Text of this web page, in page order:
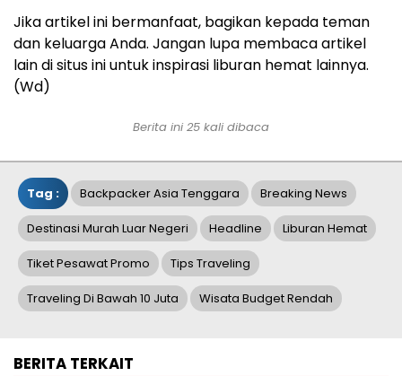
Jika artikel ini bermanfaat, bagikan kepada teman
dan keluarga Anda. Jangan lupa membaca artikel
lain di situs ini untuk inspirasi liburan hemat lainnya.
(Wd)
Berita ini 25 kali dibaca
Tag : Backpacker Asia Tenggara Breaking News
Destinasi Murah Luar Negeri Headline Liburan Hemat
Tiket Pesawat Promo Tips Traveling
Traveling Di Bawah 10 Juta Wisata Budget Rendah
BERITA TERKAIT